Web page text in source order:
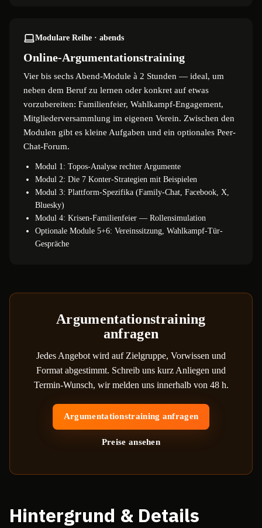
Modulare Reihe · abends
Online-Argumentationstraining
Vier bis sechs Abend-Module à 2 Stunden — ideal, um
neben dem Beruf zu lernen oder konkret auf etwas
vorzubereiten: Familienfeier, Wahlkampf-Engagement,
Mitgliederversammlung im eigenen Verein. Zwischen den
Modulen gibt es kleine Aufgaben und ein optionales Peer-
Chat-Forum.
Modul 1: Topos-Analyse rechter Argumente
Modul 2: Die 7 Konter-Strategien mit Beispielen
Modul 3: Plattform-Spezifika (Family-Chat, Facebook, X,
Bluesky)
Modul 4: Krisen-Familienfeier — Rollensimulation
Optionale Module 5+6: Vereinssitzung, Wahlkampf-Tür-
Gespräche
Argumentationstraining
anfragen
Jedes Angebot wird auf Zielgruppe, Vorwissen und
Format abgestimmt. Schreib uns kurz Anliegen und
Termin-Wunsch, wir melden uns innerhalb von 48 h.
Argumentationstraining anfragen
Preise ansehen
Hintergrund & Details